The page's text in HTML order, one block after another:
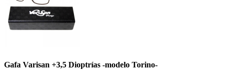
Gafa Varisan +3,5 Dioptrías -modelo Torino-